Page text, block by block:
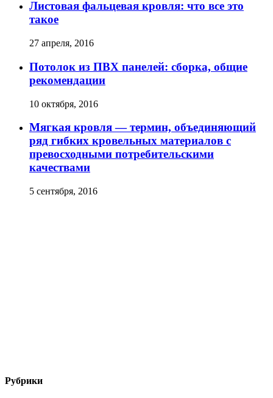
Листовая фальцевая кровля: что все это
такое
27 апреля, 2016
Потолок из ПВХ панелей: сборка, общие
рекомендации
10 октября, 2016
Мягкая кровля — термин, объединяющий
ряд гибких кровельных материалов с
превосходными потребительскими
качествами
5 сентября, 2016
Рубрики